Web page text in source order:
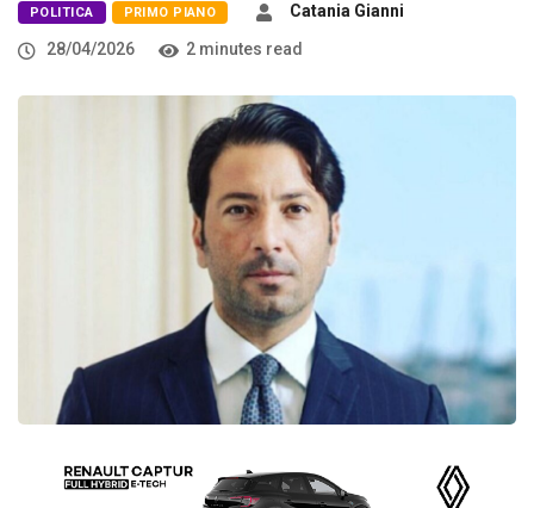
POLITICA PRIMO PIANO
Catania Gianni
28/04/2026
2 minutes read